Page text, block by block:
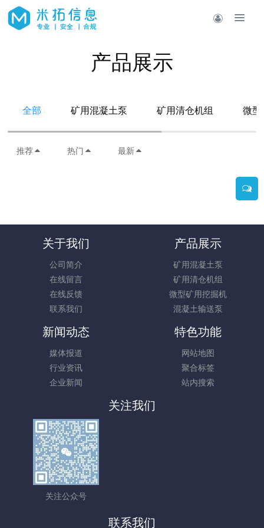
产品展示
全部 矿用混凝土泵 矿用清仓机组 微
推荐 热门 最新
关于我们
公司简介
在线留言
在线反馈
联系我们
产品展示
矿用混凝土泵
矿用清仓机组
微型矿用挖掘机
混凝土输送泵
新闻动态
媒体报道
行业资讯
企业新闻
特色功能
网站地图
聚合标签
站内搜索
关注我们
关注公众号
联系我们